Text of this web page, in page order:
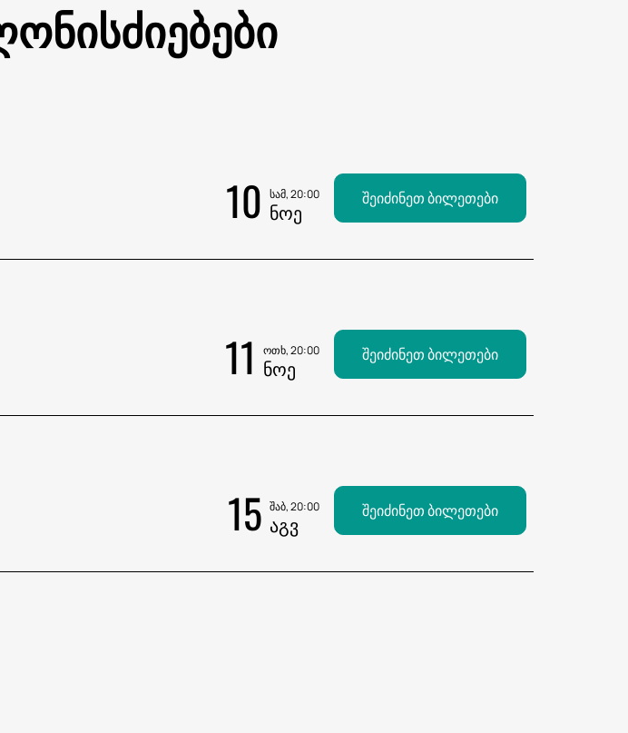
10 სამ, 20:00
ᲜᲝᲔ შეიძინეთ ბილეთები
11 ოთხ, 20:00
ᲜᲝᲔ შეიძინეთ ბილეთები
15 შაბ, 20:00
ᲐᲒᲕ შეიძინეთ ბილეთები